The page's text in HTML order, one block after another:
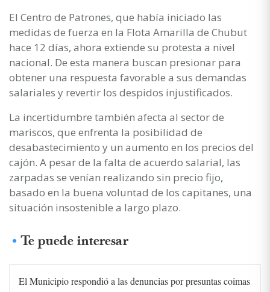
El Centro de Patrones, que había iniciado las
medidas de fuerza en la Flota Amarilla de Chubut
hace 12 días, ahora extiende su protesta a nivel
nacional. De esta manera buscan presionar para
obtener una respuesta favorable a sus demandas
salariales y revertir los despidos injustificados.
La incertidumbre también afecta al sector de
mariscos, que enfrenta la posibilidad de
desabastecimiento y un aumento en los precios del
cajón. A pesar de la falta de acuerdo salarial, las
zarpadas se venían realizando sin precio fijo,
basado en la buena voluntad de los capitanes, una
situación insostenible a largo plazo.
Te puede interesar
El Municipio respondió a las denuncias por presuntas coimas